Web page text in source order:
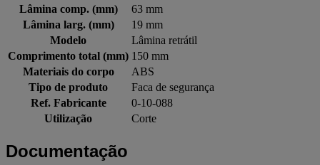
Lâmina comp. (mm)
63 mm
Lâmina larg. (mm)
19 mm
Modelo
Lâmina retrátil
Comprimento total (mm) 150 mm
Materiais do corpo
ABS
Tipo de produto
Faca de segurança
Ref. Fabricante
0-10-088
Utilização
Corte
Documentação